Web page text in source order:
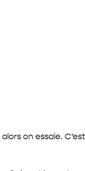
on essaie.